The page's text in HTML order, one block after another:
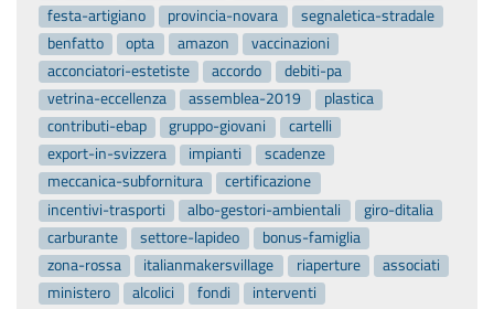
festa-artigiano
provincia-novara
segnaletica-stradale
benfatto
opta amazon
vaccinazioni
acconciatori-estetiste
accordo
debiti-pa
vetrina-eccellenza
assemblea-2019
plastica
contributi-ebap
gruppo-giovani
cartelli
export-in-svizzera
impianti
scadenze
meccanica-subfornitura
certificazione
incentivi-trasporti
albo-gestori-ambientali
giro-ditalia
carburante
settore-lapideo
bonus-famiglia
zona-rossa
italianmakersvillage riaperture
associati
ministero
alcolici fondi
interventi